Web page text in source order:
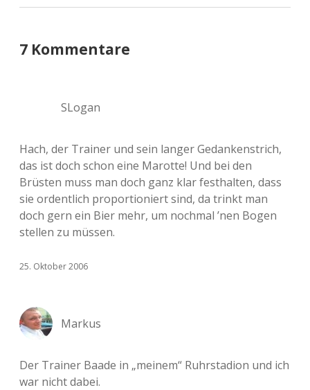
7 Kommentare
SLogan
Hach, der Trainer und sein langer Gedankenstrich,
das ist doch schon eine Marotte! Und bei den
Brüsten muss man doch ganz klar festhalten, dass
sie ordentlich proportioniert sind, da trinkt man
doch gern ein Bier mehr, um nochmal ’nen Bogen
stellen zu müssen.
25. Oktober 2006
Markus
Der Trainer Baade in „meinem“ Ruhrstadion und ich
war nicht dabei.